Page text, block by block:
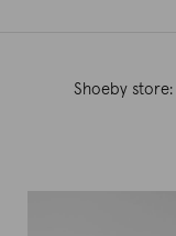
Shoeby store: